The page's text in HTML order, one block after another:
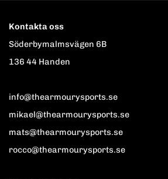
Kontakta oss
Söderbymalmsvägen 6B
136 44 Handen
info@thearmourysports.se
mikael@thearmourysports.se
mats@thearmourysports.se
rocco@thearmourysports.se